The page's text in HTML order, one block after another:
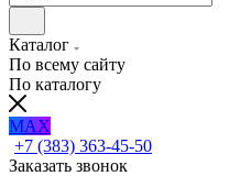
Каталог
По всему сайту
По каталогу
MAX
+7 (383) 363-45-50
Заказать звонок